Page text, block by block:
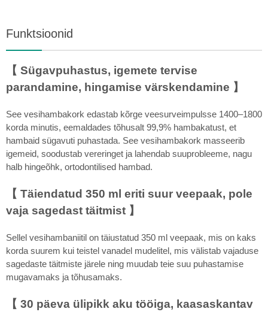
Funktsioonid
【 Sügavpuhastus, igemete tervise
parandamine, hingamise värskendamine 】
See vesihambakork edastab kõrge veesurveimpulsse 1400–1800
korda minutis, eemaldades tõhusalt 99,9% hambakatust, et
hambaid sügavuti puhastada. See vesihambakork masseerib
igemeid, soodustab vereringet ja lahendab suuprobleeme, nagu
halb hingeõhk, ortodontilised hambad.
【 Täiendatud 350 ml eriti suur veepaak, pole
vaja sagedast täitmist 】
Sellel vesihambaniitil on täiustatud 350 ml veepaak, mis on kaks
korda suurem kui teistel vanadel mudelitel, mis välistab vajaduse
sagedaste täitmiste järele ning muudab teie suu puhastamise
mugavamaks ja tõhusamaks.
【 30 päeva ülipikk aku tööiga, kaasaskantav